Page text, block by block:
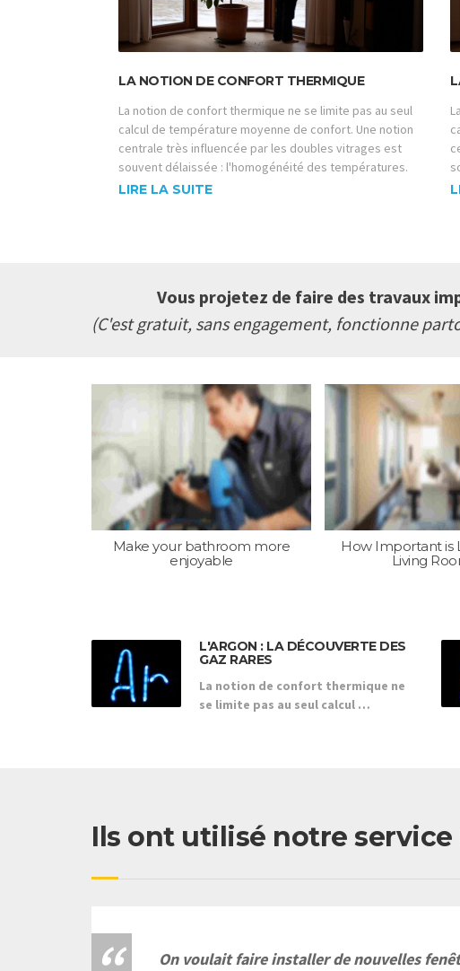
LA NOTION DE CONFORT THERMIQUE
La notion de confort thermique ne se limite pas au seul
calcul de température moyenne de confort. Une notion
centrale très influencée par les doubles vitrages est
souvent délaissée : l'homogénéité des températures.
LIRE LA SUITE
Vous projetez de faire des travaux
(C'est gratuit, sans engagement, fonctionne
Make your bathroom more
enjoyable
How Important is
Living
L'ARGON : LA DÉCOUVERTE DES
GAZ RARES
La notion de confort thermique ne
se limite pas au seul calcul …
Ils ont utilisé notre
On voulait faire installer de nouvelles